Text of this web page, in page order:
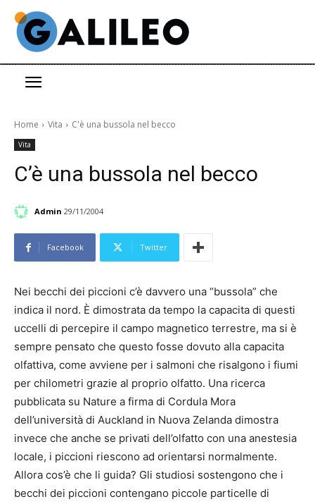
Home Vita C'è una bussola nel becco
Vita
C’è una bussola nel becco
Admin 29/11/2004
Facebook Twitter
Nei becchi dei piccioni c’è davvero una “bussola” che
indica il nord. È dimostrata da tempo la capacita di questi
uccelli di percepire il campo magnetico terrestre, ma si è
sempre pensato che questo fosse dovuto alla capacita
olfattiva, come avviene per i salmoni che risalgono i fiumi
per chilometri grazie al proprio olfatto. Una ricerca
pubblicata su Nature a firma di Cordula Mora
dell’università di Auckland in Nuova Zelanda dimostra
invece che anche se privati dell’olfatto con una anestesia
locale, i piccioni riescono ad orientarsi normalmente.
Allora cos’è che li guida? Gli studiosi sostengono che i
becchi dei piccioni contengano piccole particelle di